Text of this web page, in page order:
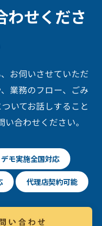
わせくださ
お伺いさせていただ
業務のフロー、ごみ
いてお話しすること
合わせください。
デモ実施全国対応
代理店契約可能